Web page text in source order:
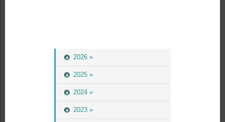
2026 »
2025 »
2024 »
2023 »